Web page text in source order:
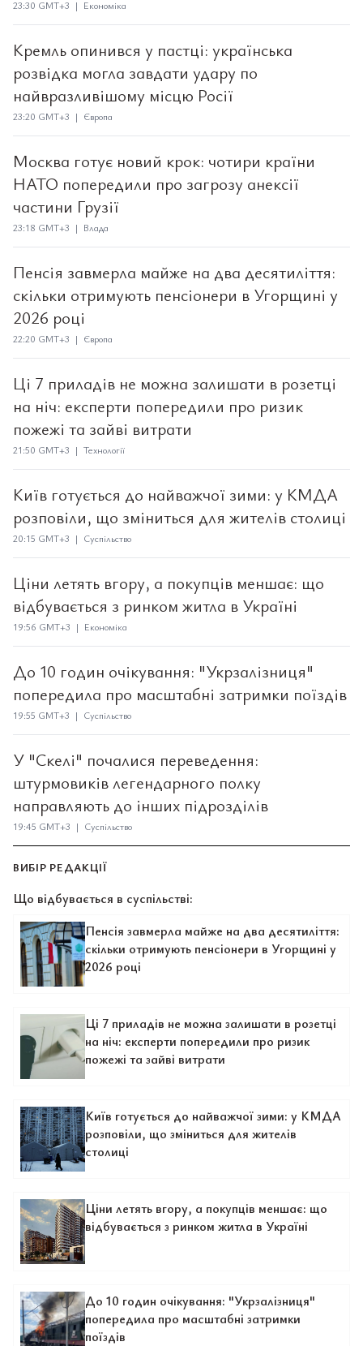
23:30 GMT+3 | Економіка
Кремль опинився у пастці: українська
розвідка могла завдати удару по
найвразливішому місцю Росії
23:20 GMT+3 | Європа
Москва готує новий крок: чотири країни
НАТО попередили про загрозу анексії
частини Грузії
23:18 GMT+3 | Влада
Пенсія завмерла майже на два десятиліття:
скільки отримують пенсіонери в Угорщині у
2026 році
22:20 GMT+3 | Європа
Ці 7 приладів не можна залишати в розетці
на ніч: експерти попередили про ризик
пожежі та зайві витрати
21:50 GMT+3 | Технології
Київ готується до найважчої зими: у КМДА
розповіли, що зміниться для жителів столиці
20:15 GMT+3 | Суспільство
Ціни летять вгору, а покупців меншає: що
відбувається з ринком житла в Україні
19:56 GMT+3 | Економіка
До 10 годин очікування: "Укрзалізниця"
попередила про масштабні затримки поїздів
19:55 GMT+3 | Суспільство
У "Скелі" почалися переведення:
штурмовиків легендарного полку
направляють до інших підрозділів
19:45 GMT+3 | Суспільство
ВИБІР РЕДАКЦІЇ
Що відбувається в суспільстві:
Пенсія завмерла майже на два десятиліття:
скільки отримують пенсіонери в Угорщині у
2026 році
Ці 7 приладів не можна залишати в розетці
на ніч: експерти попередили про ризик
пожежі та зайві витрати
Київ готується до найважчої зими: у КМДА
розповіли, що зміниться для жителів
столиці
Ціни летять вгору, а покупців меншає: що
відбувається з ринком житла в Україні
До 10 годин очікування: "Укрзалізниця"
попередила про масштабні затримки
поїздів